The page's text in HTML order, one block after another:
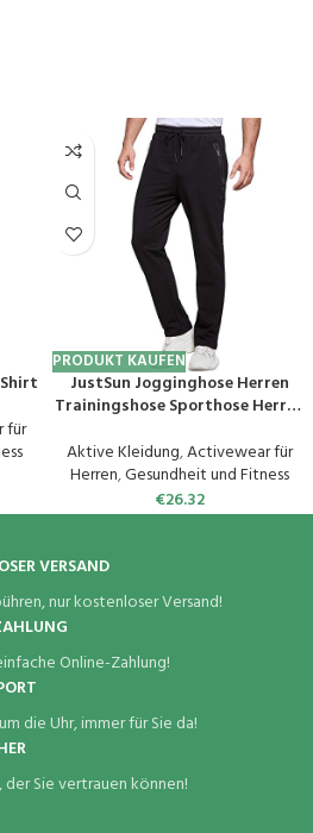
für
PRODUKT KAUFEN
JustSun Jogginghose Herren
Trainingshose Sporthose Herren
Reißverschlusstaschen
Aktive Kleidung,Activewear für
Herren,Gesundheit und Fitness
€26.32
VERSAND
nur kostenloser Versand!
Online-Zahlung!
die Uhr, immer für Sie da!
der Sie vertrauen können!